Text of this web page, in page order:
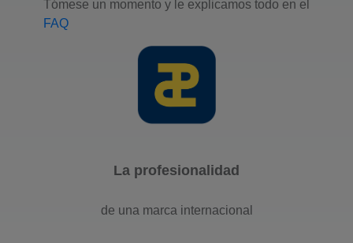
Tómese un momento y le explicamos todo en el
FAQ
La profesionalidad
de una marca internacional